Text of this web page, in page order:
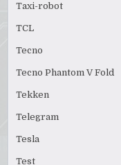
Taxi-robot
TCL
Tecno
Tecno Phantom V Fold
Tekken
Telegram
Tesla
Test